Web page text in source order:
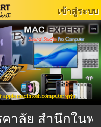
เข้าสู่ระบบ
า apple macintosh computer ทุกรุ่น
าลัย สำนึกใน